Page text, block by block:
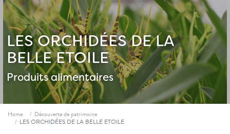
LES ORCHIDÉES DE LA
BELLE ETOILE
Produits alimentaires
Fil d'ariane
Home
Découverte de patrimoine
LES ORCHIDÉES DE LA BELLE ETOILE